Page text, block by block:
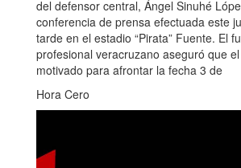
del defensor central, Ángel Sinuhé
conferencia de prensa efectuada este
tarde en el estadio “Pirata” Fuente. El
profesional veracruzano aseguró que
motivado para afrontar la fecha 3 de
Hora Cero